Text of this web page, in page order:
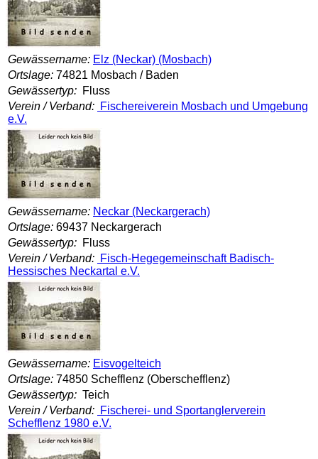
Gewässername: Elz (Neckar) (Mosbach)
Ortslage: 74821 Mosbach / Baden
Gewässertyp: Fluss
Verein / Verband: Fischereiverein Mosbach und Umgebung
e.V.
Gewässername: Neckar (Neckargerach)
Ortslage: 69437 Neckargerach
Gewässertyp: Fluss
Verein / Verband: Fisch-Hegegemeinschaft Badisch-
Hessisches Neckartal e.V.
Gewässername: Eisvogelteich
Ortslage: 74850 Schefflenz (Oberschefflenz)
Gewässertyp: Teich
Verein / Verband: Fischerei- und Sportanglerverein
Schefflenz 1980 e.V.